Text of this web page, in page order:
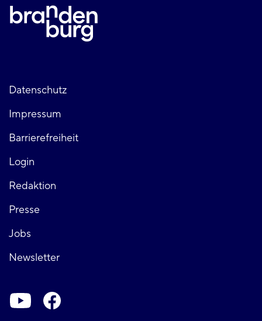
Fußzeile
links
Datenschutz
Impressum
Barrierefreiheit
Login
Fußzeile
rechts
Redaktion
Presse
Jobs
Newsletter
Soziale-